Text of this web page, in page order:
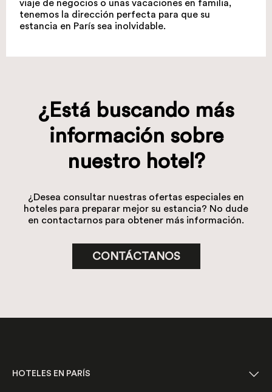
viaje de negocios o unas vacaciones en familia,
tenemos la dirección perfecta para que su
estancia en París sea inolvidable.
¿Está buscando más
información sobre
nuestro hotel?
¿Desea consultar nuestras ofertas especiales en
hoteles para preparar mejor su estancia? No dude
en contactarnos para obtener más información.
CONTÁCTANOS
HOTELES EN PARÍS